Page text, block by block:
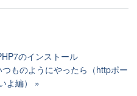
のインストール
ものようにやったら（httpポー
よ編）